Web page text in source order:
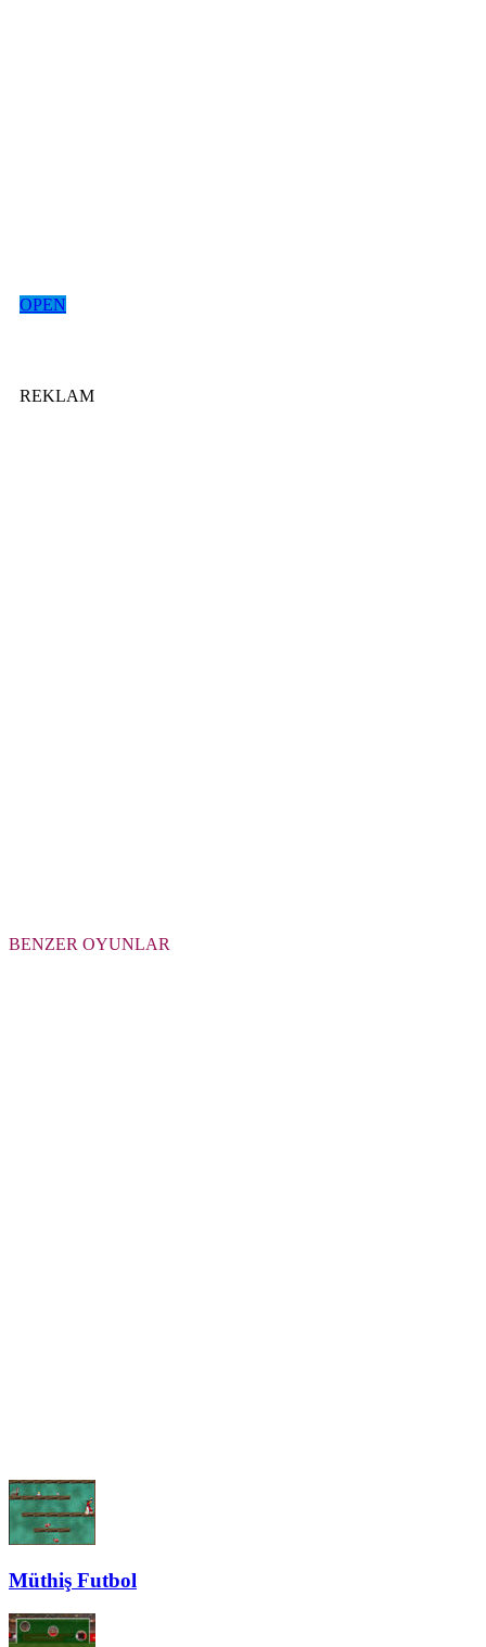
OPEN
REKLAM
BENZER OYUNLAR
Müthiş Futbol